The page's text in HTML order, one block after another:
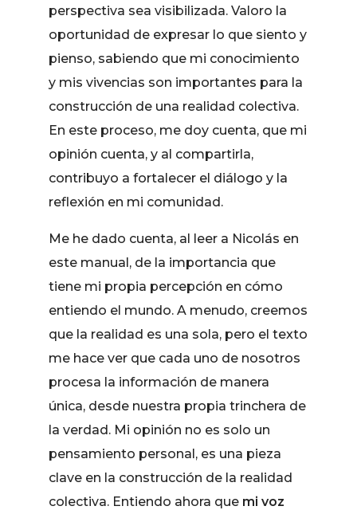
perspectiva sea visibilizada. Valoro la
oportunidad de expresar lo que siento y
pienso, sabiendo que mi conocimiento
y mis vivencias son importantes para la
construcción de una realidad colectiva.
En este proceso, me doy cuenta, que mi
opinión cuenta, y al compartirla,
contribuyo a fortalecer el diálogo y la
reflexión en mi comunidad.
Me he dado cuenta, al leer a Nicolás en
este manual, de la importancia que
tiene mi propia percepción en cómo
entiendo el mundo. A menudo, creemos
que la realidad es una sola, pero el texto
me hace ver que cada uno de nosotros
procesa la información de manera
única, desde nuestra propia trinchera de
la verdad. Mi opinión no es solo un
pensamiento personal, es una pieza
clave en la construcción de la realidad
colectiva. Entiendo ahora que mi voz